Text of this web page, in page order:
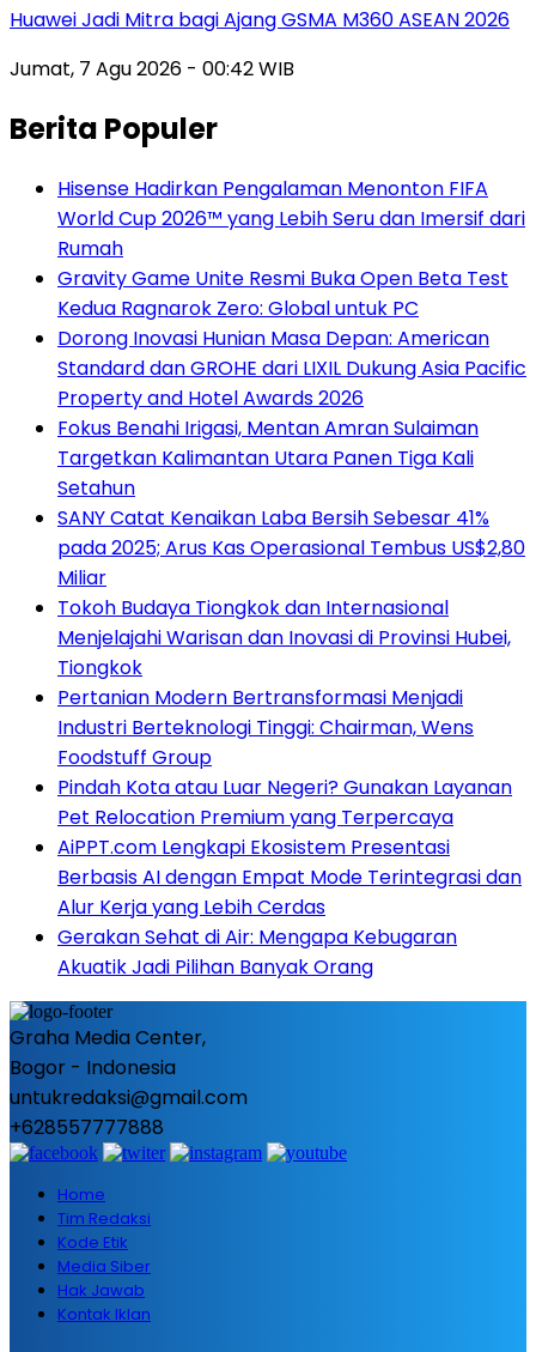
Huawei Jadi Mitra bagi Ajang GSMA M360 ASEAN 2026
Jumat, 7 Agu 2026 - 00:42 WIB
Berita Populer
Hisense Hadirkan Pengalaman Menonton FIFA
World Cup 2026™ yang Lebih Seru dan Imersif dari
Rumah
Gravity Game Unite Resmi Buka Open Beta Test
Kedua Ragnarok Zero: Global untuk PC
Dorong Inovasi Hunian Masa Depan: American
Standard dan GROHE dari LIXIL Dukung Asia Pacific
Property and Hotel Awards 2026
Fokus Benahi Irigasi, Mentan Amran Sulaiman
Targetkan Kalimantan Utara Panen Tiga Kali
Setahun
SANY Catat Kenaikan Laba Bersih Sebesar 41%
pada 2025; Arus Kas Operasional Tembus US$2,80
Miliar
Tokoh Budaya Tiongkok dan Internasional
Menjelajahi Warisan dan Inovasi di Provinsi Hubei,
Tiongkok
Pertanian Modern Bertransformasi Menjadi
Industri Berteknologi Tinggi: Chairman, Wens
Foodstuff Group
Pindah Kota atau Luar Negeri? Gunakan Layanan
Pet Relocation Premium yang Terpercaya
AiPPT.com Lengkapi Ekosistem Presentasi
Berbasis AI dengan Empat Mode Terintegrasi dan
Alur Kerja yang Lebih Cerdas
Gerakan Sehat di Air: Mengapa Kebugaran
Akuatik Jadi Pilihan Banyak Orang
Graha Media Center,
Bogor - Indonesia
untukredaksi@gmail.com
+628557777888
Home
Tim Redaksi
Kode Etik
Media Siber
Hak Jawab
Kontak Iklan